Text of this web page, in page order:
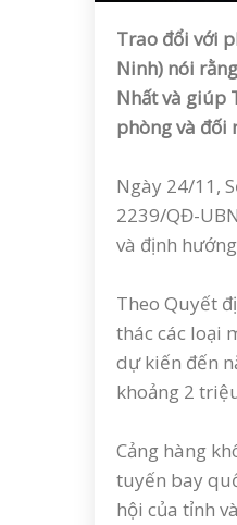
Trao đổi với
Ninh) nói
Nhất và giúp
phòng và đối
Ngày 24/11,
2239/QĐ-
và định
Theo Quyết
thác các loại
dự kiến đến
khoảng 2
Cảng hàng
tuyến bay
hội của tỉnh